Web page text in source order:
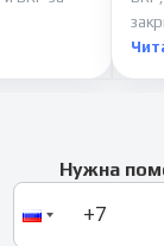
Нужна